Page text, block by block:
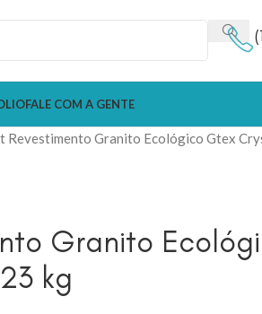
FALE COM A GENTE
Revestimento Granito Ecológico Gtex
Granito
kg